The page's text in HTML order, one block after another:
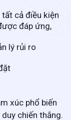
cả điều kiện
đáp ứng,
lý rủi ro
xúc phổ biến
chiến thắng.